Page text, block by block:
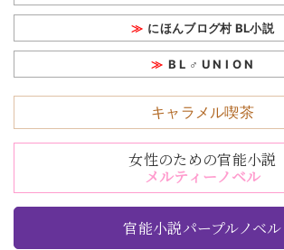
にほんブログ村 BL小説
B L ♂ U N I O N
キャラメル喫茶
女性のための官能小説
メルティーノベル
官能小説パープルノベル